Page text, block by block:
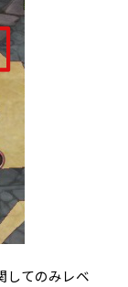
してのみレベ